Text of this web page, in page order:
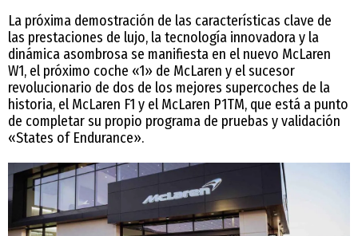
La próxima demostración de las características clave de
las prestaciones de lujo, la tecnología innovadora y la
dinámica asombrosa se manifiesta en el nuevo McLaren
W1, el próximo coche «1» de McLaren y el sucesor
revolucionario de dos de los mejores supercoches de la
historia, el McLaren F1 y el McLaren P1TM, que está a punto
de completar su propio programa de pruebas y validación
«States of Endurance».